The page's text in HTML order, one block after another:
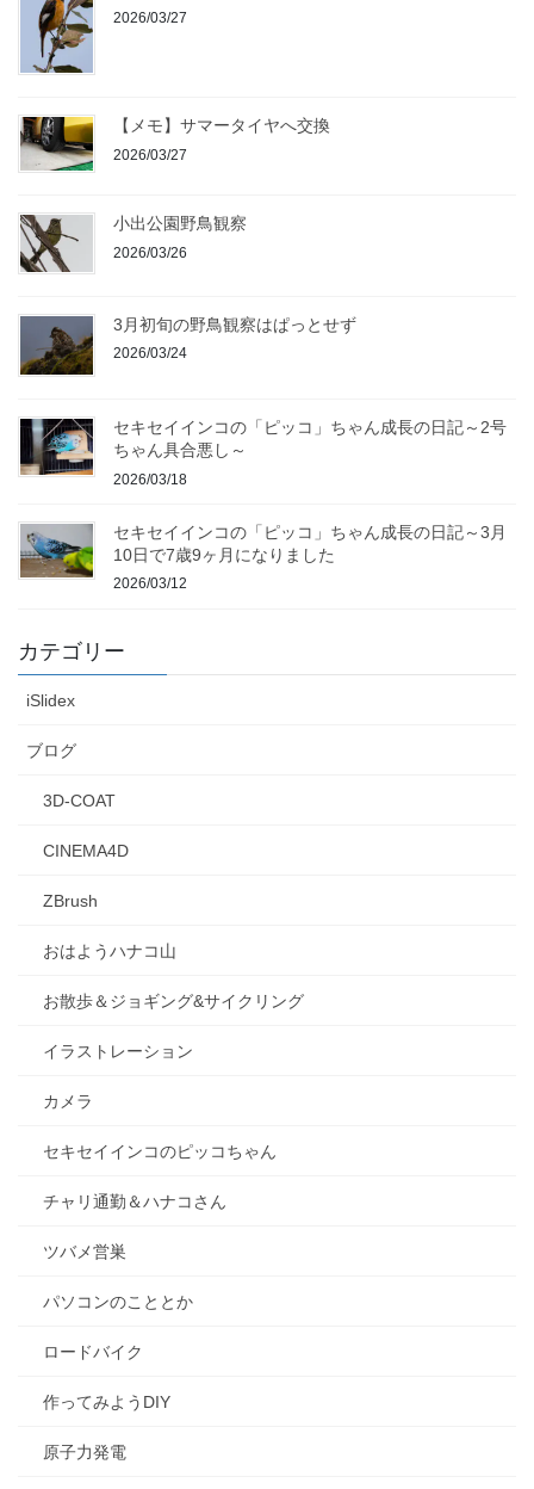
2026/03/27
【メモ】サマータイヤへ交換
2026/03/27
小出公園野鳥観察
2026/03/26
3月初旬の野鳥観察はぱっとせず
2026/03/24
セキセイインコの「ピッコ」ちゃん成長の日記～2号
ちゃん具合悪し～
2026/03/18
セキセイインコの「ピッコ」ちゃん成長の日記～3月
10日で7歳9ヶ月になりました
2026/03/12
カテゴリー
iSlidex
ブログ
3D-COAT
CINEMA4D
ZBrush
おはようハナコ山
お散歩＆ジョギング&サイクリング
イラストレーション
カメラ
セキセイインコのピッコちゃん
チャリ通勤＆ハナコさん
ツバメ営巣
パソコンのこととか
ロードバイク
作ってみようDIY
原子力発電